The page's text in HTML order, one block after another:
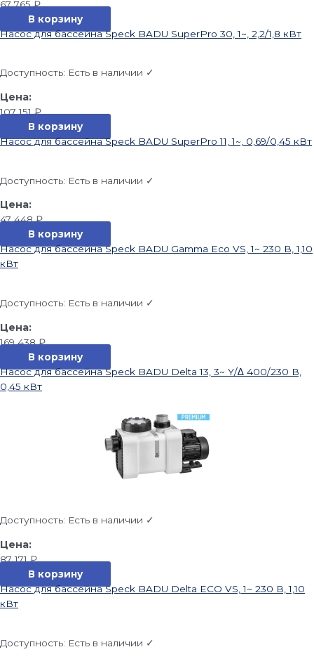
67 765₽
В корзину
Насос для бассейна Speck BADU SuperPro 30, 1~, 2,2/1,8 кВт
Доступность: Есть в наличии ✓
107 151₽
В корзину
Насос для бассейна Speck BADU SuperPro 11, 1~, 0,69/0,45 кВт
Доступность: Есть в наличии ✓
47 448₽
В корзину
Насос для бассейна Speck BADU Gamma Eco VS, 1~ 230 В, 1,10
кВт
Доступность: Есть в наличии ✓
169 438₽
В корзину
Насос для бассейна Speck BADU Delta 13, 3~ Y/∆ 400/230 В,
0,45 кВт
Доступность: Есть в наличии ✓
87 171₽
В корзину
Насос для бассейна Speck BADU Delta ECO VS, 1~ 230 В, 1,10
кВт
Доступность: Есть в наличии ✓